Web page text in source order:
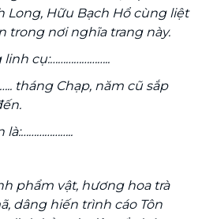
Long, Hữu Bạch Hổ cùng liệt
trong nơi nghĩa trang này.
cụ:…………………..
tháng Chạp, năm cũ sắp
là:………………..
phẩm vật, hương hoa trà
dâng hiến trình cáo Tôn